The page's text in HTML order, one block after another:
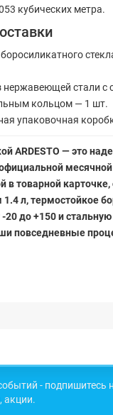
кубических метра.
стали с
кольцом — 1 шт.
упаковочная
ARDESTO — это
месячной
в товарной
л, термостойкое
20 до +150 и
повседневные
- подпишитесь
акции.